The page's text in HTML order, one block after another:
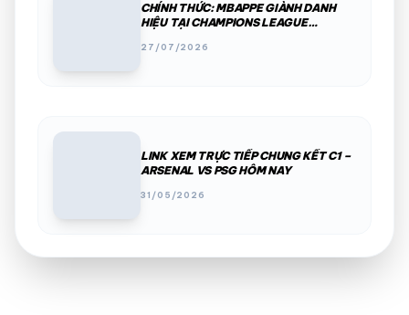
CHÍNH THỨC: MBAPPE GIÀNH DANH
HIỆU TẠI CHAMPIONS LEAGUE
27/07/2026
LINK XEM TRỰC TIẾP CHUNG KẾT C1 –
ARSENAL VS PSG HÔM NAY
31/05/2026